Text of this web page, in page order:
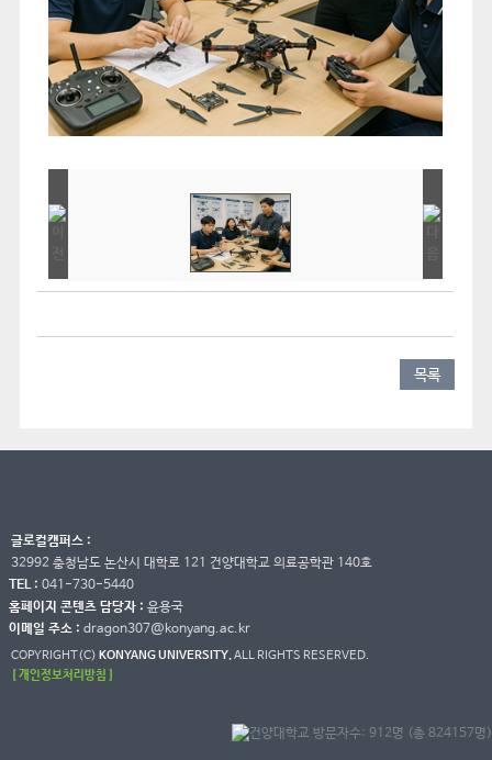
목록
글로컬캠퍼스 :
32992 충청남도 논산시 대학로 121 건양대학교 의료공학관 140호
TEL : 041-730-5440
홈페이지 콘텐츠 담당자 : 윤용국
이메일 주소 : dragon307@konyang.ac.kr
COPYRIGHT(C) KONYANG UNIVERSITY.ALL RIGHTS RESERVED.
[ 개인정보처리방침 ]
방문자수: 912명 (총 824157명)